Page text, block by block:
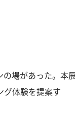
の場があった。本
グ体験を提案す